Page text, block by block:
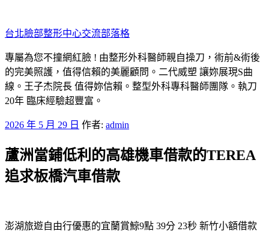
至
主
要
內
容
台北臉部整形中心交流部落格
專屬為您不撞網紅臉 ! 由整形外科醫師親自操刀，術前&術後
的完美照護，值得信賴的美麗顧問。二代威塑 讓妳展現S曲
線。王子杰院長 值得妳信賴。整型外科專科醫師團隊。執刀
20年 臨床經驗超豐富。
發
於
2026 年 5 月 29 日 作者: admin
蘆洲當鋪低利的高雄機車借款的TEREA
追求板橋汽車借款
澎湖旅遊自由行優惠的宜蘭賞鯨9點 39分 23秒 新竹小額借款